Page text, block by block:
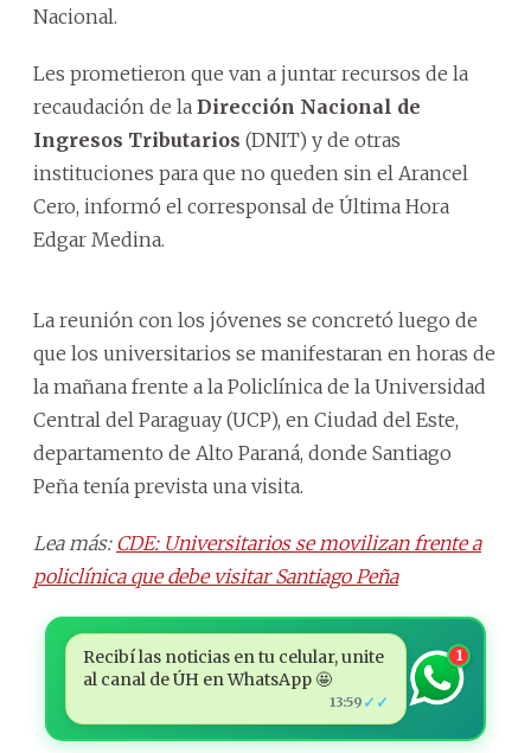
Nacional.
Les prometieron que van a juntar recursos de la
recaudación de la Dirección Nacional de
Ingresos Tributarios (DNIT) y de otras
instituciones para que no queden sin el Arancel
Cero, informó el corresponsal de Última Hora
Edgar Medina.
La reunión con los jóvenes se concretó luego de
que los universitarios se manifestaran en horas de
la mañana frente a la Policlínica de la Universidad
Central del Paraguay (UCP), en Ciudad del Este,
departamento de Alto Paraná, donde Santiago
Peña tenía prevista una visita.
Lea más: CDE: Universitarios se movilizan frente a
policlínica que debe visitar Santiago Peña
Recibí las noticias en tu celular, unite
al canal de ÚH en WhatsApp 🤩
13:59 ✓✓
1